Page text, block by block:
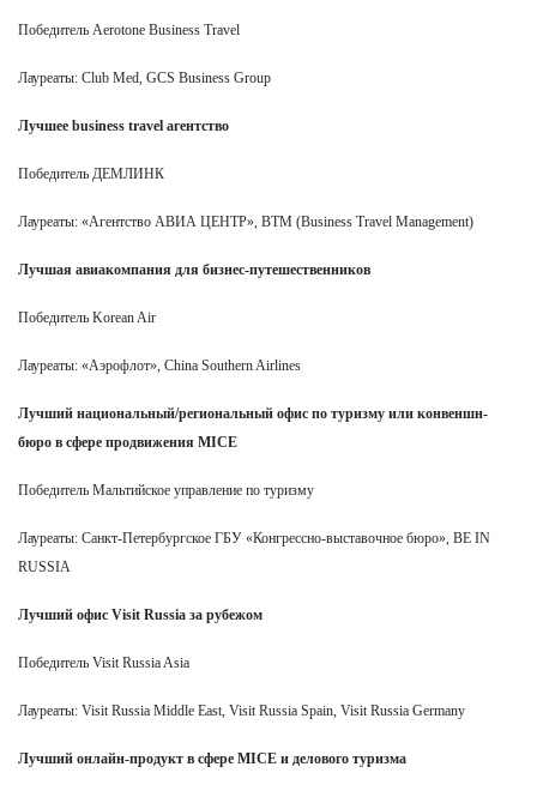
Победитель Aerotone Business Travel
Лауреаты: Club Med, GCS Business Group
Лучшее business travel агентство
Победитель ДЕМЛИНК
Лауреаты: «Агентство АВИА ЦЕНТР», BTM (Business Travel Management)
Лучшая авиакомпания для бизнес-путешественников
Победитель Korean Air
Лауреаты: «Аэрофлот», China Southern Airlines
Лучший национальный/региональный офис по туризму или конвеншн-
бюро в сфере продвижения MICE
Победитель Мальтийское управление по туризму
Лауреаты: Санкт-Петербургское ГБУ «Конгрессно-выставочное бюро», BE IN
RUSSIA
Лучший офис Visit Russia за рубежом
Победитель Visit Russia Asia
Лауреаты: Visit Russia Middle East, Visit Russia Spain, Visit Russia Germany
Лучший онлайн-продукт в сфере MICE и делового туризма